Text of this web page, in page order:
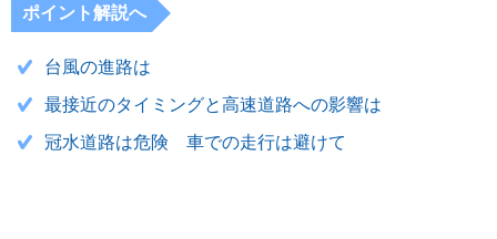
ポイント解説へ
台風の進路は
最接近のタイミングと高速道路への影響は
冠水道路は危険 車での走行は避けて